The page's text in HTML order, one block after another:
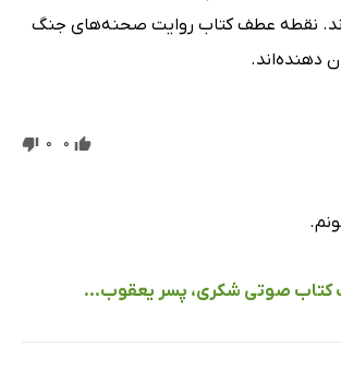
نقطه عطف کتاب روایت صحنه‌های جنگ
دهنده‌اند.
0
0
کتاب صوتی شکری، پسر یعقوب...